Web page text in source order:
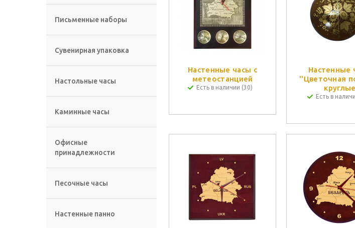
Письменные наборы
Сувенирная упаковка
Настольные часы
Каминные часы
Офисные
принадлежности
Песочные часы
Настенные панно
Настенные часы с
метеостанцией
Есть в наличии (30)
Настенные
''Цветочная
круглые
Есть в